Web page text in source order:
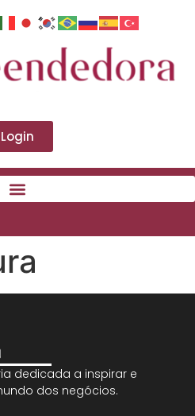
Login
dedicada a inspirar e
dos negócios.